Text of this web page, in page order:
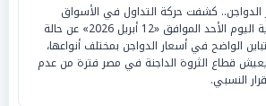
الدواجن.. كشفت حركة التداول في الأسواق
المحلية اليوم الأحد الموافق «12 أبريل 2026» عن حالة
الواضح في أسعار الدواجن بمختلف أنواعها،
قطاع الثروة الداجنة في مصر فترة من عدم
النسبي.